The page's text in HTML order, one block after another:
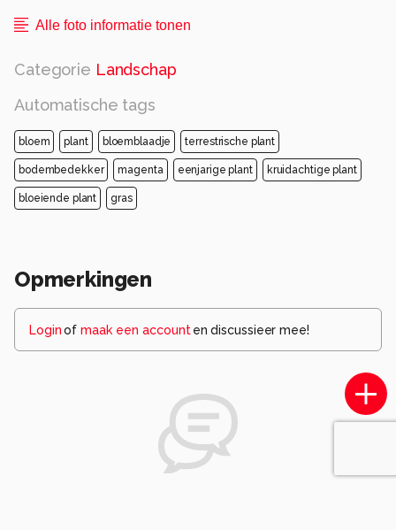
Alle foto informatie tonen
Categorie Landschap
Automatische tags
bloem plant bloemblaadje terrestrische plant
bodembedekker magenta eenjarige plant kruidachtige plant
bloeiende plant gras
Opmerkingen
Loginof maak een account en discussieer mee!